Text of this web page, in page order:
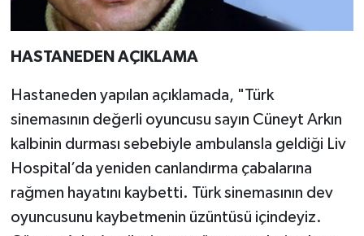
HASTANEDEN AÇIKLAMA
Hastaneden yapılan açıklamada, "Türk
sinemasının değerli oyuncusu sayın Cüneyt Arkın
kalbinin durması sebebiyle ambulansla geldiği Liv
Hospital’da yeniden canlandırma çabalarına
rağmen hayatını kaybetti. Türk sinemasının dev
oyuncusunu kaybetmenin üzüntüsü içindeyiz.
Politika
BÖLGEDEN
ASAYİŞ